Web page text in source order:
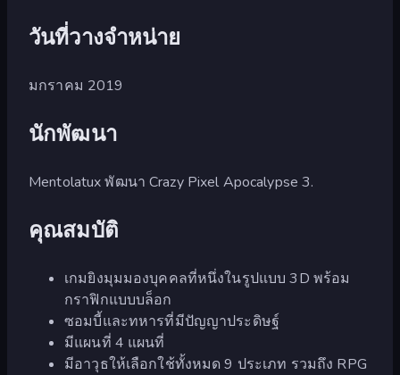
วันที่วางจำหน่าย
มกราคม 2019
นักพัฒนา
Mentolatux พัฒนา Crazy Pixel Apocalypse 3.
คุณสมบัติ
เกมยิงมุมมองบุคคลที่หนึ่งในรูปแบบ 3D พร้อม
กราฟิกแบบบล็อก
ซอมบี้และทหารที่มีปัญญาประดิษฐ์
มีแผนที่ 4 แผนที่
มีอาวุธให้เลือกใช้ทั้งหมด 9 ประเภท รวมถึง RPG